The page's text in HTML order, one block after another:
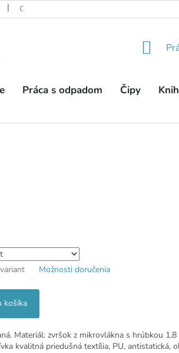
OBCHODNÉ PODMIENKY
Práca s odpadom Čipy
Možnosti doručenia
košíka
Materiál: zvršok z mikrovlákna s hrúbkou
kvalitná priedušná textília, PU, ​​antistatická,